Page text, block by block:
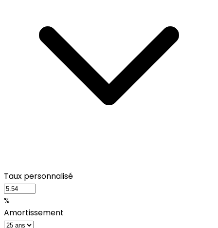
Taux personnalisé
%
Amortissement